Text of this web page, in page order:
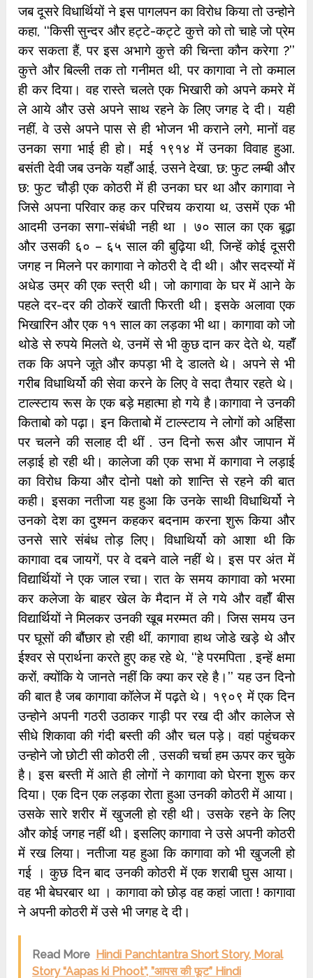
जब दूसरे विधार्थियों ने इस पागलपन का विरोध किया तो उन्होने
कहा, ‘‘किसी सुन्दर और हट्टे-कट्टे कुत्ते को तो चाहे जो प्रेम
कर सकता हैं, पर इस अभागे कुत्ते की चिन्ता कौन करेगा ?’’
कुत्ते और बिल्ली तक तो गनीमत थी, पर कागावा ने तो कमाल
ही कर दिया। वह रास्ते चलते एक भिखारी को अपने कमरे में
ले आये और उसे अपने साथ रहने के लिए जगह दे दी। यही
नहीं, वे उसे अपने पास से ही भोजन भी कराने लगे, मानों वह
उनका सगा भाई ही हो। मई १९१४ में उनका विवाह हुआ.
बसंती देवी जब उनके यहॉँ आई, उसने देखा, छ: फुट लम्बी और
छ: फुट चौड़ी एक कोठरी में ही उनका घर था और कागावा ने
जिसे अपना परिवार कह कर परिचय कराया थ, उसमें एक भी
आदमी उनका सगा-संबंधी नही था । ७० साल का एक बूढ़ा
और उसकी ६० – ६५ साल की बुढ़िया थी, जिन्हें कोई दूसरी
जगह न मिलने पर कागावा ने कोठरी दे दी थी। और सदस्यों में
अधेड उम्र की एक स्त्री थी। जो कागावा के घर में आने के
पहले दर-दर की ठोकरें खाती फिरती थी। इसके अलावा एक
भिखारिन और एक ११ साल का लड़का भी था। कागावा को जो
थोडे से रुपये मिलते थे, उनमें से भी कुछ दान कर देते थे, यहॉँ
तक कि अपने जूते और कपड़ा भी दे डालते थे। अपने से भी
गरीब विधाथिर्यो की सेवा करने के लिए वे सदा तैयार रहते थे।
टाल्स्टाय रूस के एक बड़े महात्मा हो गये है।कागावा ने उनकी
किताबो को पढ़ा। इन किताबो में टाल्स्टाय ने लोगों को अहिंसा
पर चलने की सलाह दी थीं . उन दिनो रूस और जापान में
लड़ाई हो रही थी। कालेजा की एक सभा में कागावा ने लड़ाई
का विरोध किया और दोनो पक्षो को शान्ति से रहने की बात
कही। इसका नतीजा यह हुआ कि उनके साथी विधाथिर्यो ने
उनको देश का दुश्मन कहकर बदनाम करना शुरू किया और
उनसे सारे संबंध तोड़ लिए। विधाथिर्यो को आशा थी कि
कागावा दब जायगें, पर वे दबने वाले नहीं थे। इस पर अंत में
विद्यार्थियों ने एक जाल रचा। रात के समय कागावा को भरमा
कर कलेजा के बाहर खेल के मैदान में ले गये और वहॉँ बीस
विद्यार्थियों ने मिलकर उनकी खूब मरम्मत की। जिस समय उन
पर घूसों की बौंछार हो रही थीं, कागावा हाथ जोडे खड़े थे और
ईश्वर से प्रार्थना करते हुए कह रहे थे, ‘‘हे परमपिता , इन्हें क्षमा
करों, क्योंकि ये जानते नहीं कि क्या कर रहे है।’’ यह उन दिनो
की बात है जब कागावा कॉलेज में पढ़ते थे। १९०९ में एक दिन
उन्होने अपनी गठरी उठाकर गाड़ी पर रख दी और कालेज से
सीधे शिकावा की गंदी बस्ती की और चल पड़े। वहां पहुंचकर
उन्होने जो छोटी सी कोठरी ली , उसकी चर्चा हम ऊपर कर चुके
है। इस बस्ती में आते ही लोगों ने कागावा को घेरना शुरू कर
दिया। एक दिन एक लड़का रोता हुआ उनकी कोठरी में आया।
उसके सारे शरीर में खुजली हो रही थी। उसके रहने के लिए
और कोई जगह नहीं थी। इसलिए कागावा ने उसे अपनी कोठरी
में रख लिया। नतीजा यह हुआ कि कागावा को भी खुजली हो
गई । कुछ दिन बाद उनकी कोठरी में एक शराबी घुस आया।
वह भी बेघरबार था । कागावा को छोड़ वह कहां जाता ! कागावा
ने अपनी कोठरी में उसे भी जगह दे दी।
Read More Hindi Panchtantra Short Story, Moral
Story “Aapas ki Phoot”, ”आपस की फूट” Hindi